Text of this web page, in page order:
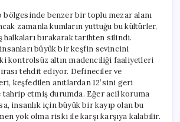
bölgesinde benzer bir toplu mezar alanı
zamanla kumların yuttuğu bu kültürler,
halkaları bırakarak tarihten silindi.
büyük bir keşfin sevincini
kontrolsüz altın madenciliği faaliyetleri
tehdit ediyor. Defineciler ve
keşfedilen anıtlardan 12’sini geri
tahrip etmiş durumda. Eğer acil koruma
insanlık için büyük bir kayıp olan bu
yok olma riski ile karşı karşıya kalabilir.